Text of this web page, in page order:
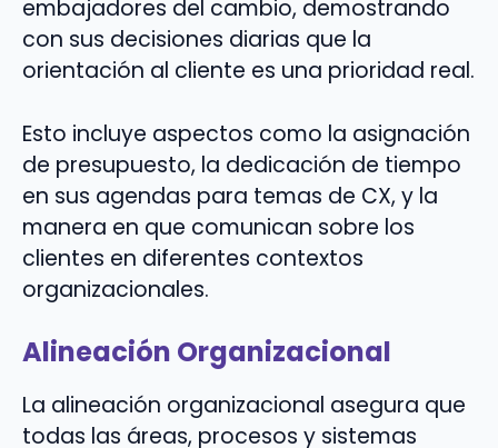
embajadores del cambio, demostrando
con sus decisiones diarias que la
orientación al cliente es una prioridad real.
Esto incluye aspectos como la asignación
de presupuesto, la dedicación de tiempo
en sus agendas para temas de CX, y la
manera en que comunican sobre los
clientes en diferentes contextos
organizacionales.
Alineación Organizacional
La alineación organizacional asegura que
todas las áreas, procesos y sistemas